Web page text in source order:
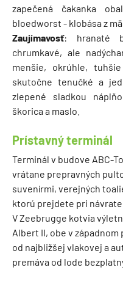
zapečená čakanka
bloedworst - klobása z
Zaujímavosť: hranaté
chrumkavé, ale
menšie, okrúhle,
skutočne tenučké a
zlepené sladkou
škorica a maslo.
Prístavný terminál
Terminál v budove ABC-
vrátane prepravných
suvenírmi, verejných
ktorú prejdete pri návrate
V Zeebrugge kotvia
Albert II, obe v západnom
od najbližšej vlakovej a
premáva od lode